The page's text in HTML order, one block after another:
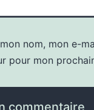
nom, mon e-
pour mon